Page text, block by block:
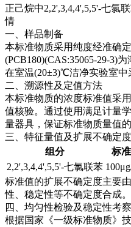
正己烷中2,2',3,4,4',5,5'-七氯
情
一、样品制备
本标准物质采用纯度经准确
(PCB180)(CAS:35065-29-3)
在室温(20±3)℃洁净实验室中
二、溯源性及定值方法
本标准物质的浓度标准值采
值核验。通过使用满足计量
量器具，保证标准物质量值的
三、特征量值及扩展不确定度
组分
标
2,2',3,4,4',5,5'-七氯联苯
标准值的扩展不确定度主要
性、稳定性等不确定度合成。
四、均匀性检验及稳定性考察
根据国家《一级标准物质》